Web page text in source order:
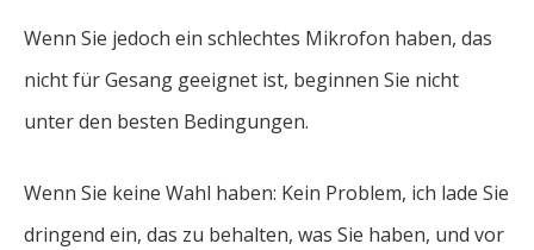
Wenn Sie jedoch ein schlechtes Mikrofon haben, das
nicht für Gesang geeignet ist, beginnen Sie nicht
unter den besten Bedingungen.
Wenn Sie keine Wahl haben: Kein Problem, ich lade Sie
dringend ein, das zu behalten, was Sie haben, und vor